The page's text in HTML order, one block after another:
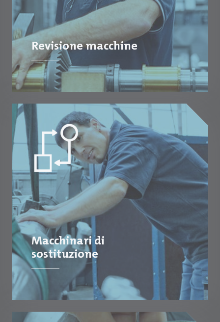
Revisione macchine
Macchinari di
sostituzione